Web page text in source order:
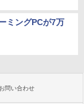
ミングPCが7万
お問い合わせ